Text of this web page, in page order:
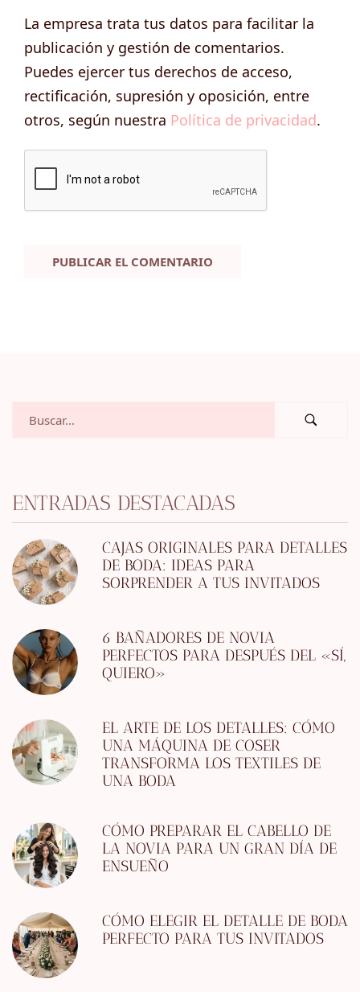
La empresa trata tus datos para facilitar la
publicación y gestión de comentarios.
Puedes ejercer tus derechos de acceso,
rectificación, supresión y oposición, entre
otros, según nuestra Política de privacidad.
ENTRADAS DESTACADAS
CAJAS ORIGINALES PARA DETALLES
DE BODA: IDEAS PARA
SORPRENDER A TUS INVITADOS
6 BAÑADORES DE NOVIA
PERFECTOS PARA DESPUÉS DEL «SÍ,
QUIERO»
EL ARTE DE LOS DETALLES: CÓMO
UNA MÁQUINA DE COSER
TRANSFORMA LOS TEXTILES DE
UNA BODA
CÓMO PREPARAR EL CABELLO DE
LA NOVIA PARA UN GRAN DÍA DE
ENSUEÑO
CÓMO ELEGIR EL DETALLE DE BODA
PERFECTO PARA TUS INVITADOS